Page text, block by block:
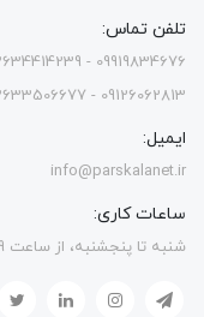
تلفن تماس:
09126062813 - 02633506677
ایمیل:
info@parskalanet.ir
ساعات کاری:
شنبه تا پنجشنبه، از ساعت 9 صبح تا 9 شب